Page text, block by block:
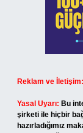
Reklam ve İletişim:
Yasal Uyarı: Bu
şirketi ile hiçbir
hazırladığımız